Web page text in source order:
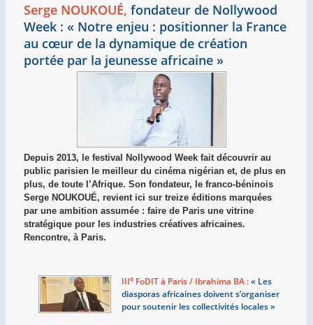
Serge NOUKOUÉ, fondateur de Nollywood
Week : « Notre enjeu : positionner la France
au cœur de la dynamique de création
portée par la jeunesse africaine »
Depuis 2013, le festival Nollywood Week fait découvrir au
public parisien le meilleur du cinéma nigérian et, de plus en
plus, de toute l’Afrique. Son fondateur, le franco-béninois
Serge NOUKOUÉ, revient ici sur treize éditions marquées
par une ambition assumée : faire de Paris une vitrine
stratégique pour les industries créatives africaines.
Rencontre, à Paris.
IIIeFoDIT à Paris / Ibrahima BA :« Les
diasporas africaines doivent s’organiser
pour soutenir les collectivités locales»